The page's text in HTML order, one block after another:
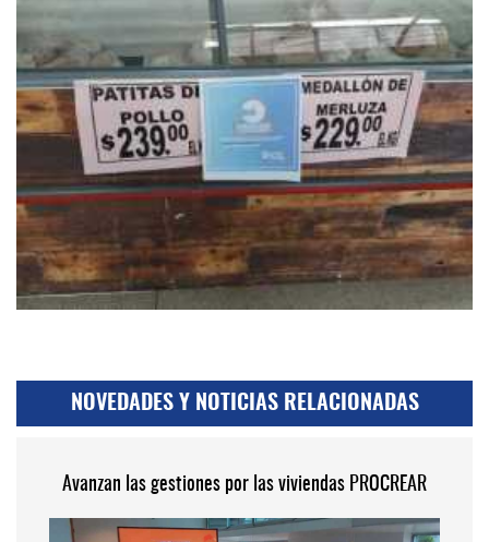
NOVEDADES Y NOTICIAS RELACIONADAS
Avanzan las gestiones por las viviendas PROCREAR